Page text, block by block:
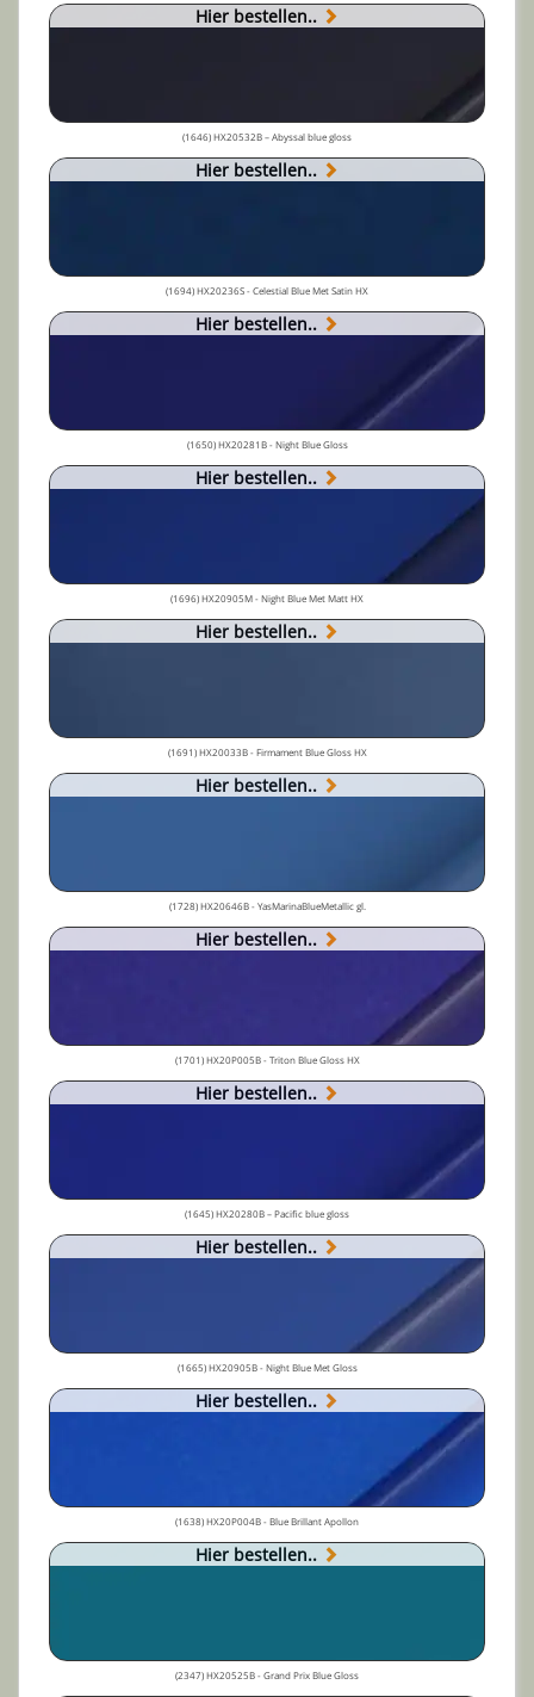
Hier bestellen..
(1646) HX20532B – Abyssal blue gloss
Hier bestellen..
(1694) HX20236S - Celestial Blue Met Satin HX
Hier bestellen..
(1650) HX20281B - Night Blue Gloss
Hier bestellen..
(1696) HX20905M - Night Blue Met Matt HX
Hier bestellen..
(1691) HX20033B - Firmament Blue Gloss HX
Hier bestellen..
(1728) HX20646B - YasMarinaBlueMetallic gl.
Hier bestellen..
(1701) HX20P005B - Triton Blue Gloss HX
Hier bestellen..
(1645) HX20280B – Pacific blue gloss
Hier bestellen..
(1665) HX20905B - Night Blue Met Gloss
Hier bestellen..
(1638) HX20P004B - Blue Brillant Apollon
Hier bestellen..
(2347) HX20525B - Grand Prix Blue Gloss